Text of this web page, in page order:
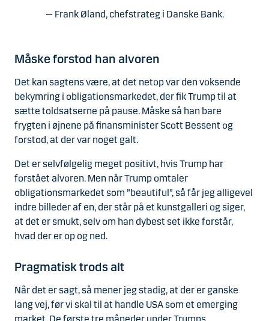
Frank Øland, chefstrateg i Danske Bank.
Måske forstod han alvoren
Det kan sagtens være, at det netop var den voksende
bekymring i obligationsmarkedet, der fik Trump til at
sætte toldsatserne på pause. Måske så han bare
frygten i øjnene på finansminister Scott Bessent og
forstod, at der var noget galt.
Det er selvfølgelig meget positivt, hvis Trump har
forstået alvoren. Men når Trump omtaler
obligationsmarkedet som ”beautiful”, så får jeg alligevel
indre billeder af en, der står på et kunstgalleri og siger,
at det er smukt, selv om han dybest set ikke forstår,
hvad der er op og ned.
Pragmatisk trods alt
Når det er sagt, så mener jeg stadig, at der er ganske
lang vej, før vi skal til at handle USA som et emerging
market. De første tre måneder under Trumps